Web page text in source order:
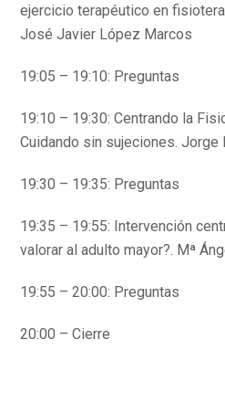
ejercicio terapéutico en
José Javier López Marcos
19:05 – 19:10: Preguntas
19:10 – 19:30: Centrando la
Cuidando sin sujeciones. Jorge
19:30 – 19:35: Preguntas
19:35 – 19:55: Intervención
valorar al adulto mayor?. Mª
19:55 – 20:00: Preguntas
20:00 – Cierre